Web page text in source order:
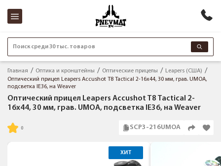
Поиск среди 30 тыс. товаров
Главная Оптика и кронштейны Оптические прицелы
Leapers (США)
Оптический прицел Leapers Accushot T8 Tactical 2-16x44, 30 мм, грав. UMOA,
подсветка IE36, на Weaver
Оптический прицел Leapers Accushot T8 Tactical 2-
16x44, 30 мм, грав. UMOA, подсветка IE36, на Weaver
SCP3-216UMOA
ХИТ